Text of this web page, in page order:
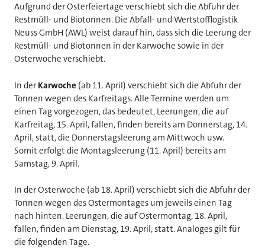
Aufgrund der Osterfeiertage verschiebt sich die Abfuhr der
Restmüll- und Biotonnen. Die Abfall- und Wertstofflogistik
Neuss GmbH (AWL) weist darauf hin, dass sich die Leerung der
Restmüll- und Biotonnen in der Karwoche sowie in der
Osterwoche verschiebt.
In der Karwoche (ab 11. April) verschiebt sich die Abfuhr der
Tonnen wegen des Karfreitags. Alle Termine werden um
einen Tag vorgezogen, das bedeutet, Leerungen, die auf
Karfreitag, 15. April, fallen, finden bereits am Donnerstag, 14.
April, statt, die Donnerstagsleerung am Mittwoch usw.
Somit erfolgt die Montagsleerung (11. April) bereits am
Samstag, 9. April.
In der Osterwoche (ab 18. April) verschiebt sich die Abfuhr der
Tonnen wegen des Ostermontages um jeweils einen Tag
nach hinten. Leerungen, die auf Ostermontag, 18. April,
fallen, finden am Dienstag, 19. April, statt. Analoges gilt für
die folgenden Tage.